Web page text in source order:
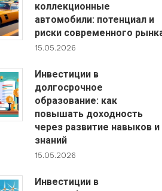
коллекционные
автомобили: потенциал и
риски современного
15.05.2026
Инвестиции в
долгосрочное
образование: как
повышать доходность
через развитие навыков и
знаний
15.05.2026
Инвестиции в